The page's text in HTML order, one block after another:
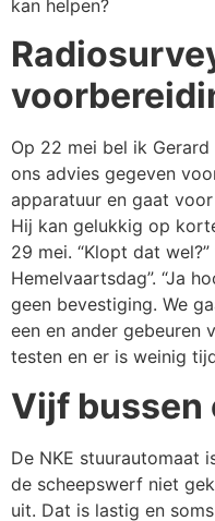
kan helpen?
Op 22 mei bel ik
ons advies gegeven
apparatuur en gaat
Hij kan gelukkig op
29 mei. “Klopt dat
Hemelvaartsdag”. “Ja
geen bevestiging. We
een en ander gebeuren
testen en er is weinig
Vijf bussen
De NKE stuurautomaat
de scheepswerf niet
uit. Dat is lastig en